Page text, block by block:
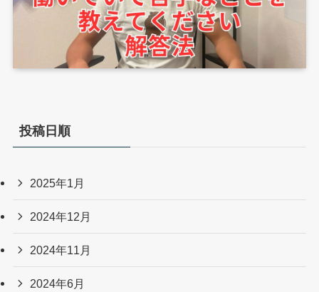
投稿日順
2025年1月
2024年12月
2024年11月
2024年6月